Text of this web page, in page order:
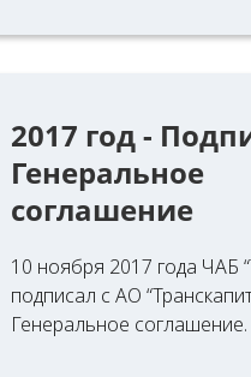
2017 год -
Генеральное
соглашение
10 ноября 2017 года ЧАБ
подписал с АО
Генеральное соглашение.